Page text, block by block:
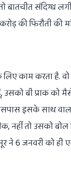
बातचीत संदिग्ध
की फिरौती की
काम करता है.
बी प्राक को
इसके साथ
तो उसको बोल
6 जनवरी को ही